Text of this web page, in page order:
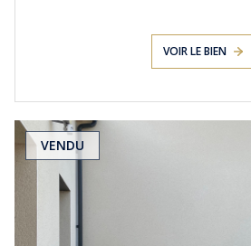
VOIR LE BIEN
VENDU